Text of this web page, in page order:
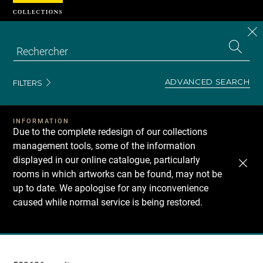
FILTERS ADVANCED SEARCH
INFORMATION
Due to the complete redesign of our collections
management tools, some of the information
displayed in our online catalogue, particularly
rooms in which artworks can be found, may not be
up to date. We apologise for any inconvenience
caused while normal service is being restored.
Recherche
Cookies management panel